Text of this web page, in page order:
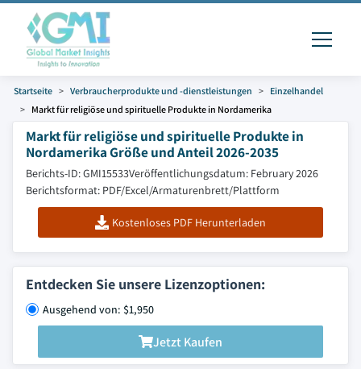
Startseite Verbraucherprodukte und -dienstleistungen
Einzelhandel
Markt für religiöse und spirituelle Produkte in Nordamerika
Markt für religiöse und spirituelle Produkte in
Nordamerika Größe und Anteil 2026-2035
Berichts-ID: GMI15533Veröffentlichungsdatum: February 2026
Berichtsformat: PDF/Excel/Armaturenbrett/Plattform
Kostenloses PDF Herunterladen
Entdecken Sie unsere Lizenzoptionen:
Ausgehend von: $1,950
Jetzt Kaufen